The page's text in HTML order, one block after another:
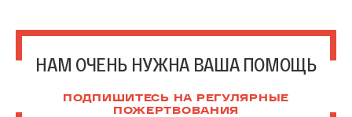
НАМ ОЧЕНЬ НУЖНА ВАША ПОМОЩЬ
ПОДПИШИТЕСЬ НА РЕГУЛЯРНЫЕ
ПОЖЕРТВОВАНИЯ